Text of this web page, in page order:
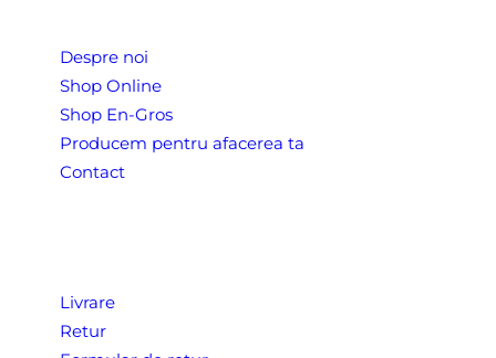
Despre noi
Shop Online
Shop En-Gros
Producem pentru afacerea ta
Contact
Livrare
Retur